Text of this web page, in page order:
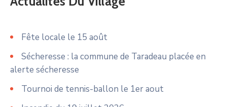
Fête locale le 15 août
Sécheresse : la commune de Taradeau placée en
alerte sécheresse
Tournoi de tennis-ballon le 1er aout